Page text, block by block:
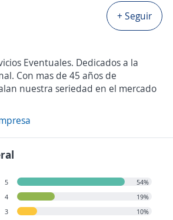
+ Seguir
Eventuales. Dedicados a la
Con mas de 45 años de
nuestra seriedad en el mercado
5
54%
4
19%
3
10%